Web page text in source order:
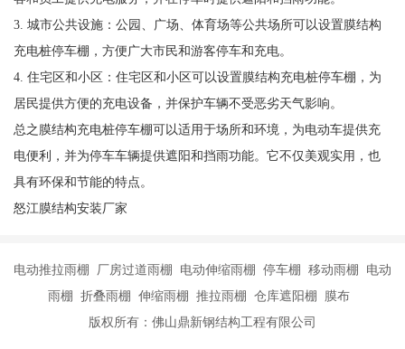
3. 城市公共设施：公园、广场、体育场等公共场所可以设置膜结构
充电桩停车棚，方便广大市民和游客停车和充电。
4. 住宅区和小区：住宅区和小区可以设置膜结构充电桩停车棚，为
居民提供方便的充电设备，并保护车辆不受恶劣天气影响。
总之膜结构充电桩停车棚可以适用于场所和环境，为电动车提供充
电便利，并为停车车辆提供遮阳和挡雨功能。它不仅美观实用，也
具有环保和节能的特点。
怒江膜结构安装厂家
电动推拉雨棚 厂房过道雨棚 电动伸缩雨棚 停车棚 移动雨棚 电动
雨棚 折叠雨棚 伸缩雨棚 推拉雨棚 仓库遮阳棚 膜布
版权所有：佛山鼎新钢结构工程有限公司